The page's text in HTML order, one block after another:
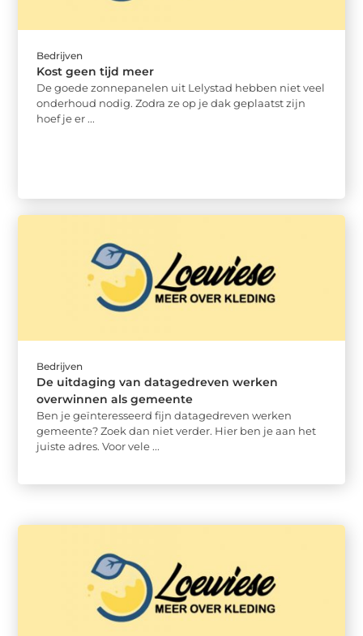
Bedrijven
Kost geen tijd meer
De goede zonnepanelen uit Lelystad hebben niet veel
onderhoud nodig. Zodra ze op je dak geplaatst zijn
hoef je er ...
Bedrijven
De uitdaging van datagedreven werken
overwinnen als gemeente
Ben je geïnteresseerd fijn datagedreven werken
gemeente? Zoek dan niet verder. Hier ben je aan het
juiste adres. Voor vele ...